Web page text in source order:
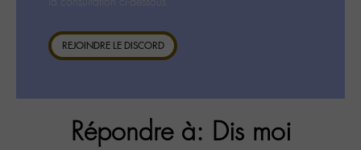
REJOINDRE LE DISCORD
Répondre à: Dis moi